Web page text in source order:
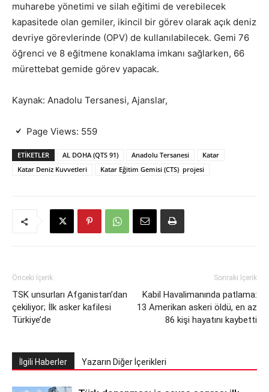
muharebe yönetimi ve silah eğitimi de verebilecek
kapasitede olan gemiler, ikincil bir görev olarak açık deniz
devriye görevlerinde (OPV) de kullanılabilecek. Gemi 76
öğrenci ve 8 eğitmene konaklama imkanı sağlarken, 66
mürettebat gemide görev yapacak.
Kaynak: Anadolu Tersanesi, Ajanslar,
Page Views: 559
ETIKETLER AL DOHA (QTS 91) Anadolu Tersanesi
Katar
Katar Deniz Kuvvetleri
Katar Eğitim Gemisi (CTS) projesi
Önceki İçerik
TSK unsurları Afganistan’dan
çekiliyor; İlk asker kafilesi
Türkiye’de
Sonraki İçerik
Kabil Havalimanında patlama:
13 Amerikan askeri öldü, en az
86 kişi hayatını kaybetti
İlgili Haberler Yazarın Diğer İçerikleri